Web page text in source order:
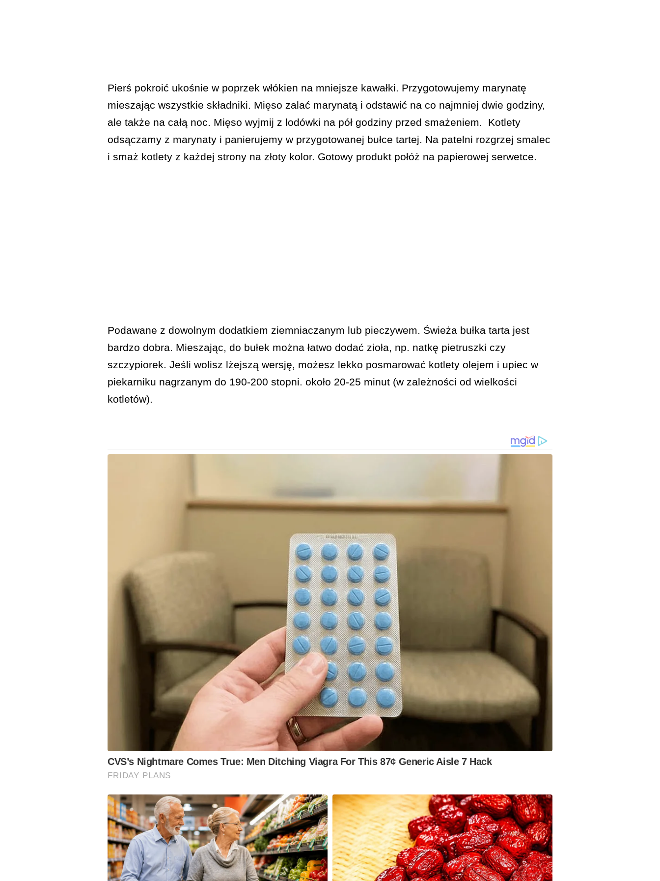
Pierś pokroić ukośnie w poprzek włókien na mniejsze kawałki. Przygotowujemy marynatę
mieszając wszystkie składniki. Mięso zalać marynatą i odstawić na co najmniej dwie godziny,
ale także na całą noc. Mięso wyjmij z lodówki na pół godziny przed smażeniem. Kotlety
odsączamy z marynaty i panierujemy w przygotowanej bułce tartej. Na patelni rozgrzej smalec
i smaż kotlety z każdej strony na złoty kolor. Gotowy produkt połóż na papierowej serwetce.
Podawane z dowolnym dodatkiem ziemniaczanym lub pieczywem. Świeża bułka tarta jest
bardzo dobra. Mieszając, do bułek można łatwo dodać zioła, np. natkę pietruszki czy
szczypiorek. Jeśli wolisz lżejszą wersję, możesz lekko posmarować kotlety olejem i upiec w
piekarniku nagrzanym do 190-200 stopni. około 20-25 minut (w zależności od wielkości
kotletów).